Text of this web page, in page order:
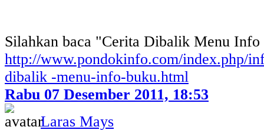
Silahkan baca "Cerita Dibalik Menu
http://www.pondokinfo.com/index.php/
dibalik -menu-info-buku.html
Rabu 07 Desember 2011, 18:53
Laras Mays